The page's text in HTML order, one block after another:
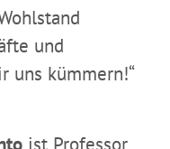
und
uns kümmern!“